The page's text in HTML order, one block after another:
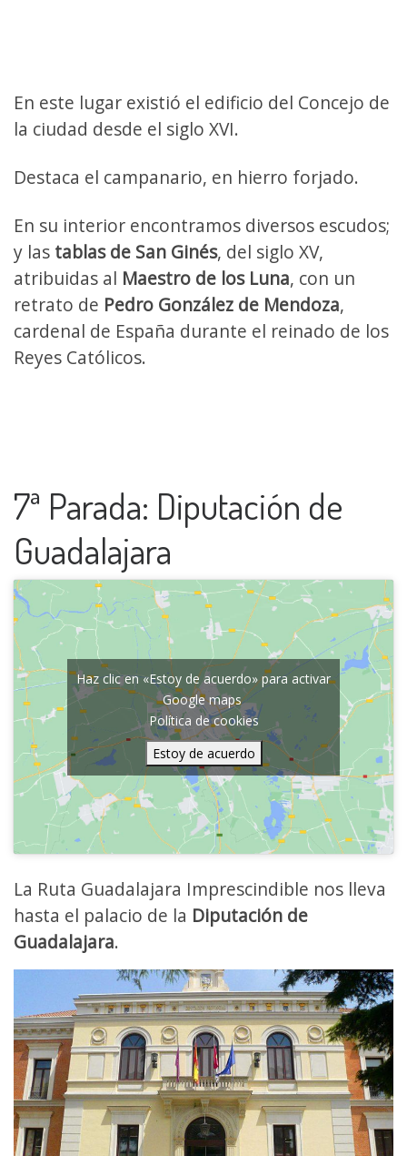
En este lugar existió el edificio del Concejo de
la ciudad desde el siglo XVI.
Destaca el campanario, en hierro forjado.
En su interior encontramos diversos escudos;
y las tablas de San Ginés, del siglo XV,
atribuidas al Maestro de los Luna, con un
retrato de Pedro González de Mendoza,
cardenal de España durante el reinado de los
Reyes Católicos.
7ª Parada: Diputación de
Guadalajara
Haz clic en «Estoy de acuerdo» para activar
Google maps
Política de cookies
Estoy de acuerdo
La Ruta Guadalajara Imprescindible nos lleva
hasta el palacio de la Diputación de
Guadalajara.